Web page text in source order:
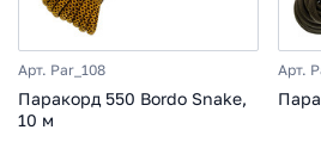
Арт. Par_108
Паракорд 550 Bordo Snake,
10 м
Арт.